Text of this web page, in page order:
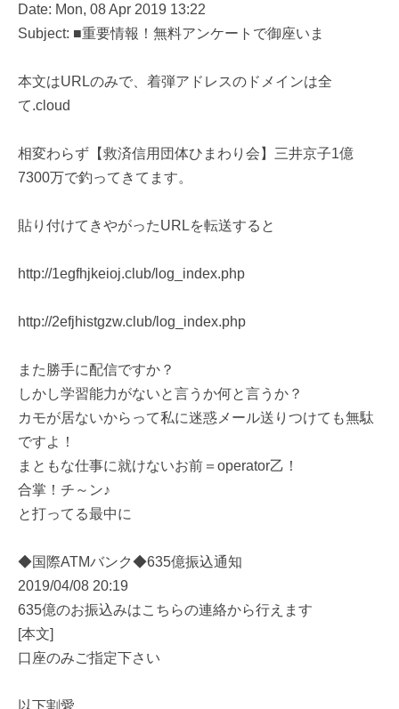
Date: Mon, 08 Apr 2019 13:22
Subject: ■重要情報！無料アンケートで御座いま
本文はURLのみで、着弾アドレスのドメインは全
て.cloud
相変わらず【救済信用団体ひまわり会】三井京子1億
7300万で釣ってきてます。
貼り付けてきやがったURLを転送すると
http://1egfhjkeioj.club/log_index.php
http://2efjhistgzw.club/log_index.php
また勝手に配信ですか？
しかし学習能力がないと言うか何と言うか？
カモが居ないからって私に迷惑メール送りつけても無駄
ですよ！
まともな仕事に就けないお前＝operator乙！
合掌！チ～ン♪
と打ってる最中に
◆国際ATMバンク◆635億振込通知
2019/04/08 20:19
635億のお振込みはこちらの連絡から行えます
[本文]
口座のみご指定下さい